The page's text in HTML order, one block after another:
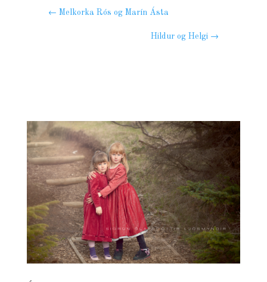
← Melkorka Rós og Marín Ásta
Hildur og Helgi →